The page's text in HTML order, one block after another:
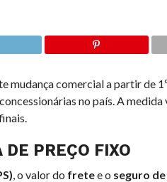
mudança comercial a partir de
no país. A
PREÇO FIXO
, o valor do fretee o seguro